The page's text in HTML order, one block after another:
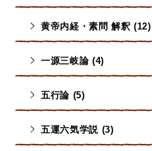
黄帝内経・素問 解釈 (12)
一源三岐論 (4)
五行論 (5)
五運六気学説 (3)